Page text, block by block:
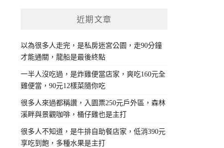
近期文章
以為很多人走完，是私房迷宮公園，走90分鐘
才能通關，龍船是最後終點
一半人沒吃過，是炸雞便當店家，爽吃160元全
雞便當，90元12樣菜隨你吃
很多人來過都稱讚，入園票250元戶外區，森林
溪畔與景觀咖啡，桶仔雞也是主打
很多人不知道，是牛排自助餐店家，低消390元
享吃到飽，多種水果是主打